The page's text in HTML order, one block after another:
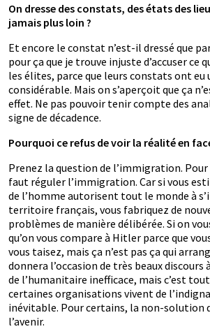
On dresse des constats, des états des
jamais plus loin ?
Et encore le constat n’est-il dressé que
pour ça que je trouve injuste d’accuser ce
les élites, parce que leurs constats ont eu
considérable. Mais on s’aperçoit que ça
effet. Ne pas pouvoir tenir compte des
signe de décadence.
Pourquoi ce refus de voir la réalité en
Prenez la question de l’immigration.
faut réguler l’immigration. Car si vous
de l’homme autorisent tout le monde à
territoire français, vous fabriquez de
problèmes de manière délibérée. Si on
qu’on vous compare à Hitler parce que
vous taisez, mais ça n’est pas ça qui
donnera l’occasion de très beaux discours
de l’humanitaire inefficace, mais c’est
certaines organisations vivent de
inévitable. Pour certains, la non-solution
l’avenir.